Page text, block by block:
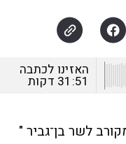
האזינו לכתבה
31:51 דקות
לשר בן־גביר "